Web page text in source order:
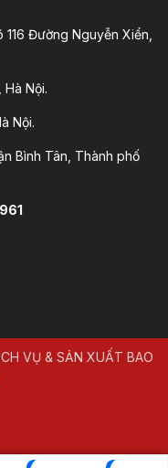
116 Đường Nguyễn Xiển,
Nội.
Nội.
Bình Tân, Thành phố
VỤ & SẢN XUẤT BAO